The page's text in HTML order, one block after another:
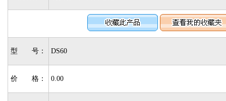
型 号： DS60
价 格： 0.00